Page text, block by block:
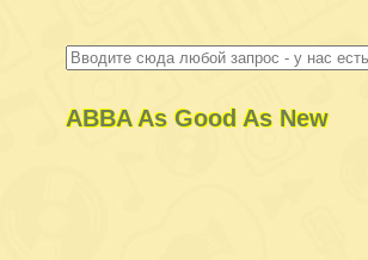
ABBA As Good As New